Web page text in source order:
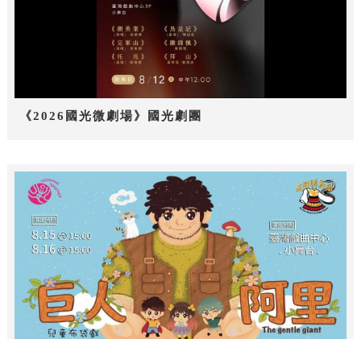
《2026國光微劇場》國光劇團